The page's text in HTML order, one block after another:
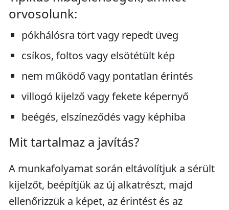
orvosolunk:
pókhálósra tört vagy repedt üveg
csíkos, foltos vagy elsötétült kép
nem működő vagy pontatlan érintés
villogó kijelző vagy fekete képernyő
beégés, elszíneződés vagy képhiba
Mit tartalmaz a javítás?
A munkafolyamat során eltávolítjuk a sérült
kijelzőt, beépítjük az új alkatrészt, majd
ellenőrizzük a képet, az érintést és az